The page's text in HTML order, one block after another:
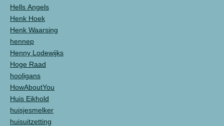
Hells Angels
Henk Hoek
Henk Waarsing
hennep
Henny Lodewijks
Hoge Raad
hooligans
HowAboutYou
Huis Eikhold
huisjesmelker
huisuitzetting